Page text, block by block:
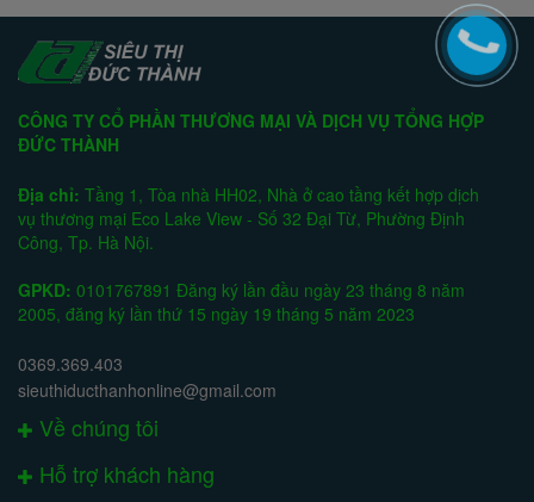
CÔNG TY CỔ PHẦN THƯƠNG MẠI VÀ DỊCH VỤ TỔNG HỢP
ĐỨC THÀNH
Địa chỉ: Tầng 1, Tòa nhà HH02, Nhà ở cao tầng kết hợp dịch
vụ thương mại Eco Lake View - Số 32 Đại Từ, Phường Định
Công, Tp. Hà Nội.
GPKD: 0101767891 Đăng ký lần đầu ngày 23 tháng 8 năm
2005, đăng ký lần thứ 15 ngày 19 tháng 5 năm 2023
0369.369.403
sieuthiducthanhonline@gmail.com
Về chúng tôi
Hỗ trợ khách hàng